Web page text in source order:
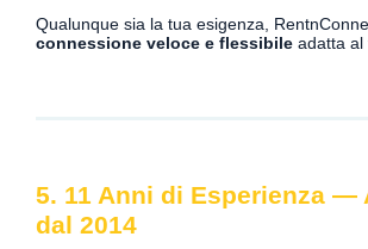
Qualunque sia la tua esigenza,
connessione veloce e flessibile adatta al
5. 11 Anni di Esperienza —
dal 2014